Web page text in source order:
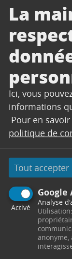
La
Ici, vous
informations
Pour en
politique de
Tout accepter
Google
Activé
Analyse
anonyme,
VOIR LES